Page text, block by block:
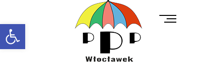
Open toolbar
M